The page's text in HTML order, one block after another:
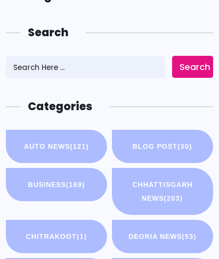
Search
Search
Categories
AUTO NEWS(121) BLOG POST(30)
BUSINESS(169)
CHHATTISGARH
NEWS(203)
CHITRAKOOT(1) DEORIA NEWS(53)